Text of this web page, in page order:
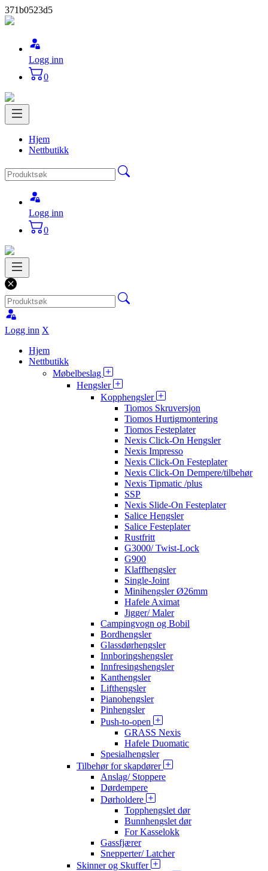
371b0523d5
Logg inn
0
Hjem
Nettbutikk
Logg inn
0
Logg inn X
Hjem
Nettbutikk
Møbelbeslag
Hengsler
Kopphengsler
Tiomos Skruversjon
Tiomos Hurtigmontering
Tiomos Festeplater
Nexis Click-On Hengsler
Nexis Impresso
Nexis Click-On Festeplater
Nexis Click-On Dempere/tilbehør
Nexis Tipmatic /plus
SSP
Nexis Slide-On Festeplater
Salice Hengsler
Salice Festeplater
Rustfritt
G3000/ Twist-Lock
G900
Klaffhengsler
Single-Joint
Minihengsler Ø26mm
Hafele Aximat
Jigger/ Maler
Campingvogn og Bobil
Bordhengsler
Glassdørhengsler
Innboringshengsler
Innfresingshengsler
Kanthengsler
Lifthengsler
Pianohengsler
Pinhengsler
Push-to-open
GRASS Nexis
Hafele Duomatic
Spesialhengsler
Tilbehør for skapdører
Anslag/ Stoppere
Dørdempere
Dørholdere
Topphengslet dør
Bunnhengslet dør
For Kasselokk
Gassfjærer
Snepperter/ Latcher
Skinner og Skuffer